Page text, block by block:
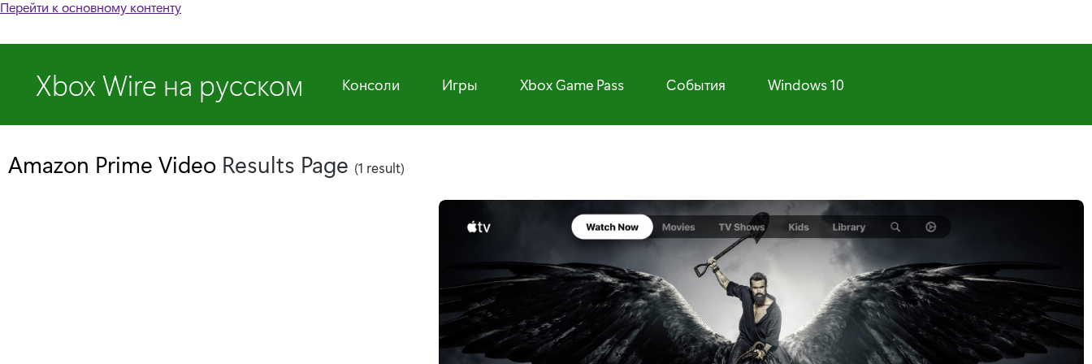
Перейти к основному контенту
Xbox Wire на русском Консоли Игры Xbox Game Pass События Windows 10
Amazon Prime Video Results Page (1 result)